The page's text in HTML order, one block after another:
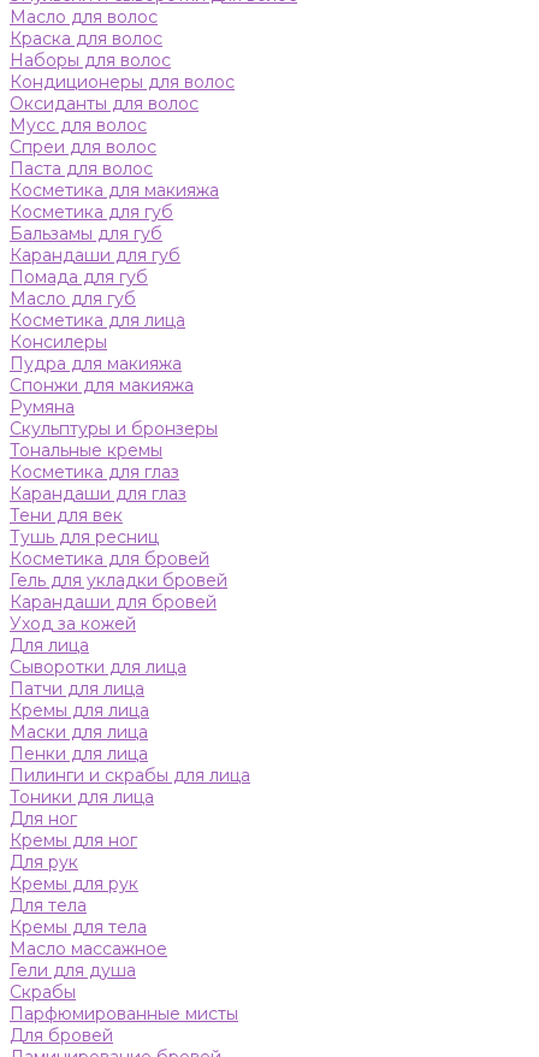
Масло для волос
Краска для волос
Наборы для волос
Кондиционеры для волос
Оксиданты для волос
Мусс для волос
Спреи для волос
Паста для волос
Косметика для макияжа
Косметика для губ
Бальзамы для губ
Карандаши для губ
Помада для губ
Масло для губ
Косметика для лица
Консилеры
Пудра для макияжа
Спонжи для макияжа
Румяна
Скульптуры и бронзеры
Тональные кремы
Косметика для глаз
Карандаши для глаз
Тени для век
Тушь для ресниц
Косметика для бровей
Гель для укладки бровей
Карандаши для бровей
Уход за кожей
Для лица
Сыворотки для лица
Патчи для лица
Кремы для лица
Маски для лица
Пенки для лица
Пилинги и скрабы для лица
Тоники для лица
Для ног
Кремы для ног
Для рук
Кремы для рук
Для тела
Кремы для тела
Масло массажное
Гели для душа
Скрабы
Парфюмированные мисты
Для бровей